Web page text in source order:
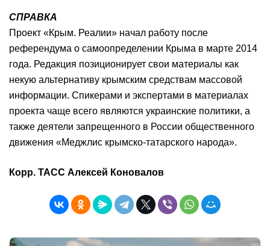
СПРАВКА
Проект «Крым. Реалии» начал работу после
референдума о самоопределении Крыма в марте 2014
года. Редакция позиционирует свои материалы как
некую альтернативу крымским средствам массовой
информации. Спикерами и экспертами в материалах
проекта чаще всего являются украинские политики, а
также деятели запрещенного в России общественного
движения «Меджлис крымско-татарского народа».
Корр. ТАСС Алексей Коновалов